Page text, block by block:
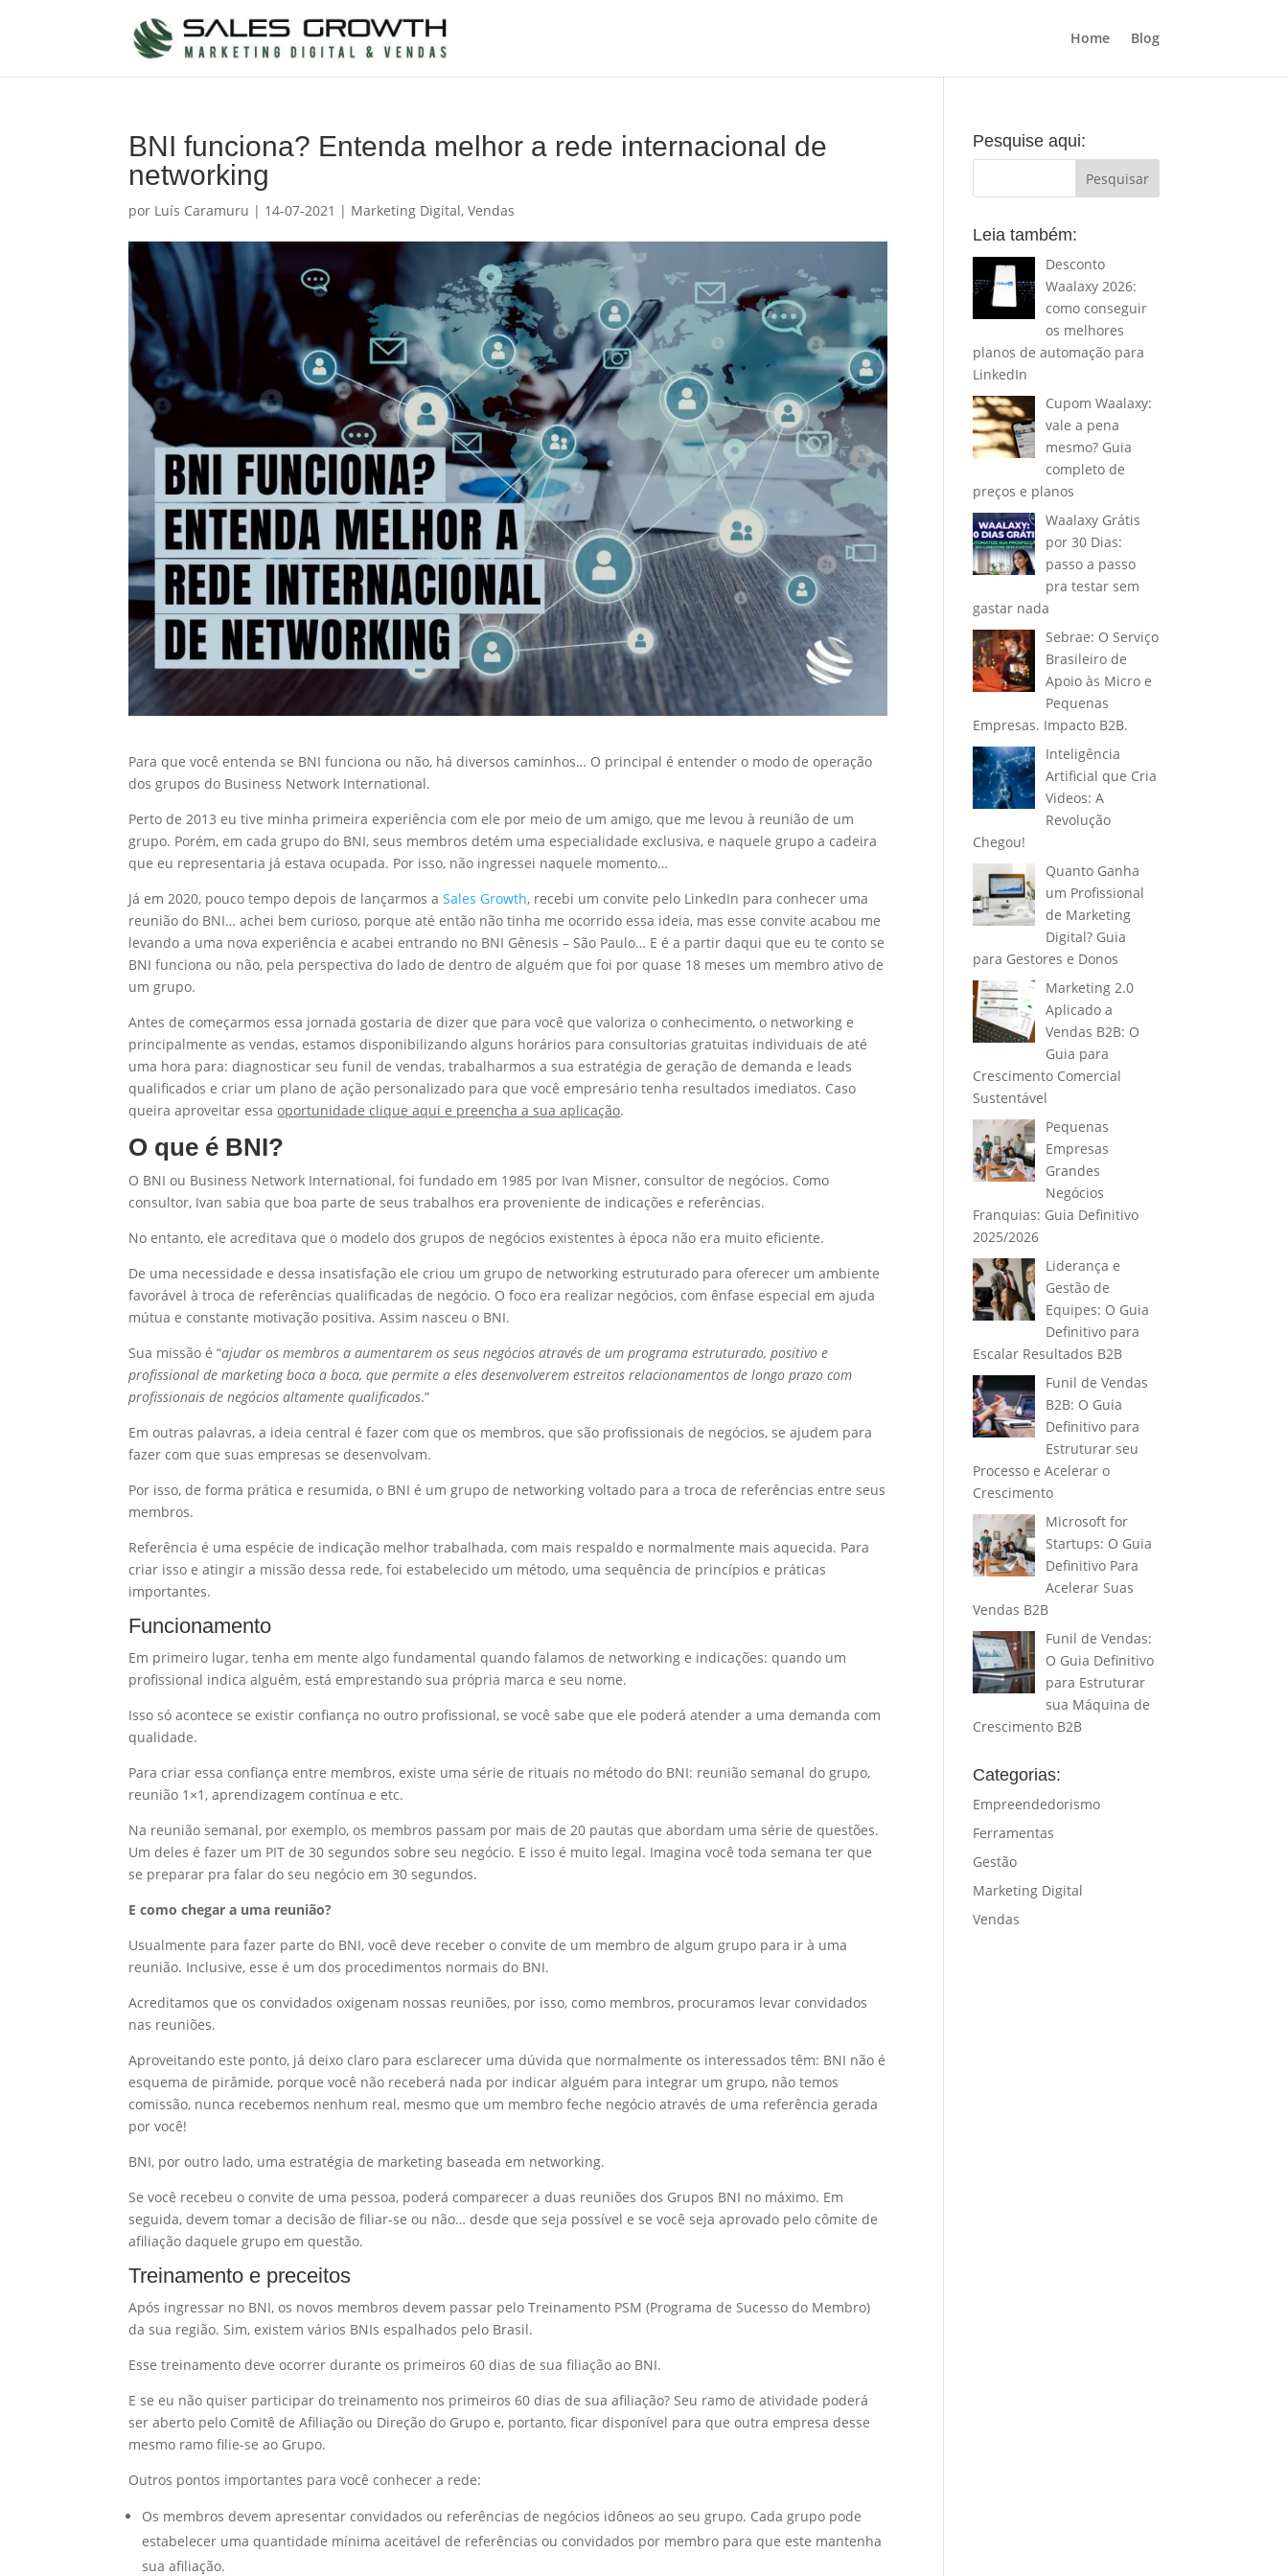
Home Blog
BNI funciona? Entenda melhor a rede internacional de
networking
por Luís Caramuru | 14-07-2021 | Marketing Digital,Vendas
Para que você entenda se BNI funciona ou não, há diversos caminhos… O principal é entender o modo de operação
dos grupos do Business Network International.
Perto de 2013 eu tive minha primeira experiência com ele por meio de um amigo, que me levou à reunião de um
grupo. Porém, em cada grupo do BNI, seus membros detém uma especialidade exclusiva, e naquele grupo a cadeira
que eu representaria já estava ocupada. Por isso, não ingressei naquele momento…
Já em 2020, pouco tempo depois de lançarmos aSales Growth, recebi um convite pelo LinkedIn para conhecer uma
reunião do BNI… achei bem curioso, porque até então não tinha me ocorrido essa ideia, mas esse convite acabou me
levando a uma nova experiência e acabei entrando no BNI Gênesis – São Paulo… E é a partir daqui que eu te conto se
BNI funciona ou não, pela perspectiva do lado de dentro de alguém que foi por quase 18 meses um membro ativo de
um grupo.
Antes de começarmos essa jornada gostaria de dizer que para você que valoriza o conhecimento, o networking e
principalmente as vendas, estamos disponibilizando alguns horários para consultorias gratuitas individuais de até
uma hora para: diagnosticar seu funil de vendas, trabalharmos a sua estratégia de geração de demanda e leads
qualificados e criar um plano de ação personalizado para que você empresário tenha resultados imediatos. Caso
queira aproveitar essaoportunidade clique aqui e preencha a sua aplicação.
O que é BNI?
O BNI ou Business Network International, foi fundado em 1985 por Ivan Misner, consultor de negócios. Como
consultor, Ivan sabia que boa parte de seus trabalhos era proveniente de indicações e referências.
No entanto, ele acreditava que o modelo dos grupos de negócios existentes à época não era muito eficiente.
De uma necessidade e dessa insatisfação ele criou um grupo de networking estruturado para oferecer um ambiente
favorável à troca de referências qualificadas de negócio. O foco era realizar negócios, com ênfase especial em ajuda
mútua e constante motivação positiva. Assim nasceu o BNI.
Sua missão é “ajudar os membros a aumentarem os seus negócios através de um programa estruturado, positivo e
profissional de marketing boca a boca, que permite a eles desenvolverem estreitos relacionamentos de longo prazo com
profissionais de negócios altamente qualificados.”
Em outras palavras, a ideia central é fazer com que os membros, que são profissionais de negócios, se ajudem para
fazer com que suas empresas se desenvolvam.
Por isso, de forma prática e resumida, o BNI é um grupo de networking voltado para a troca de referências entre seus
membros.
Referência é uma espécie de indicação melhor trabalhada, com mais respaldo e normalmente mais aquecida. Para
criar isso e atingir a missão dessa rede, foi estabelecido um método, uma sequência de princípios e práticas
importantes.
Funcionamento
Em primeiro lugar, tenha em mente algo fundamental quando falamos de networking e indicações: quando um
profissional indica alguém, está emprestando sua própria marca e seu nome.
Isso só acontece se existir confiança no outro profissional, se você sabe que ele poderá atender a uma demanda com
qualidade.
Para criar essa confiança entre membros, existe uma série de rituais no método do BNI: reunião semanal do grupo,
reunião 1×1, aprendizagem contínua e etc.
Na reunião semanal, por exemplo, os membros passam por mais de 20 pautas que abordam uma série de questões.
Um deles é fazer um PIT de 30 segundos sobre seu negócio. E isso é muito legal. Imagina você toda semana ter que
se preparar pra falar do seu negócio em 30 segundos.
E como chegar a uma reunião?
Usualmente para fazer parte do BNI, você deve receber o convite de um membro de algum grupo para ir à uma
reunião. Inclusive, esse é um dos procedimentos normais do BNI.
Acreditamos que os convidados oxigenam nossas reuniões, por isso, como membros, procuramos levar convidados
nas reuniões.
Aproveitando este ponto, já deixo claro para esclarecer uma dúvida que normalmente os interessados têm: BNI não é
esquema de pirâmide, porque você não receberá nada por indicar alguém para integrar um grupo, não temos
comissão, nunca recebemos nenhum real, mesmo que um membro feche negócio através de uma referência gerada
por você!
BNI, por outro lado, uma estratégia de marketing baseada em networking.
Se você recebeu o convite de uma pessoa, poderá comparecer a duas reuniões dos Grupos BNI no máximo. Em
seguida, devem tomar a decisão de filiar-se ou não… desde que seja possível e se você seja aprovado pelo cômite de
afiliação daquele grupo em questão.
Treinamento e preceitos
Após ingressar no BNI, os novos membros devem passar pelo Treinamento PSM (Programa de Sucesso do Membro)
da sua região. Sim, existem vários BNIs espalhados pelo Brasil.
Esse treinamento deve ocorrer durante os primeiros 60 dias de sua filiação ao BNI.
E se eu não quiser participar do treinamento nos primeiros 60 dias de sua afiliação? Seu ramo de atividade poderá
ser aberto pelo Comitê de Afiliação ou Direção do Grupo e, portanto, ficar disponível para que outra empresa desse
mesmo ramo filie-se ao Grupo.
Outros pontos importantes para você conhecer a rede:
Os membros devem apresentar convidados ou referências de negócios idôneos ao seu grupo. Cada grupo pode
estabelecer uma quantidade mínima aceitável de referências ou convidados por membro para que este mantenha
sua afiliação.
Pesquise aqui:
Leia também:
Desconto
Waalaxy 2026:
como conseguir
os melhores
planos de automação para
LinkedIn
Cupom Waalaxy:
vale a pena
mesmo? Guia
completo de
preços e planos
Waalaxy Grátis
por 30 Dias:
passo a passo
pra testar sem
gastar nada
Sebrae: O Serviço
Brasileiro de
Apoio às Micro e
Pequenas
Empresas. Impacto B2B.
Inteligência
Artificial que Cria
Videos: A
Revolução
Chegou!
Quanto Ganha
um Profissional
de Marketing
Digital? Guia
para Gestores e Donos
Marketing 2.0
Aplicado a
Vendas B2B: O
Guia para
Crescimento Comercial
Sustentável
Pequenas
Empresas
Grandes
Negócios
Franquias: Guia Definitivo
2025/2026
Liderança e
Gestão de
Equipes: O Guia
Definitivo para
Escalar Resultados B2B
Funil de Vendas
B2B: O Guia
Definitivo para
Estruturar seu
Processo e Acelerar o
Crescimento
Microsoft for
Startups: O Guia
Definitivo Para
Acelerar Suas
Vendas B2B
Funil de Vendas:
O Guia Definitivo
para Estruturar
sua Máquina de
Crescimento B2B
Categorias:
Empreendedorismo
Ferramentas
Gestão
Marketing Digital
Vendas